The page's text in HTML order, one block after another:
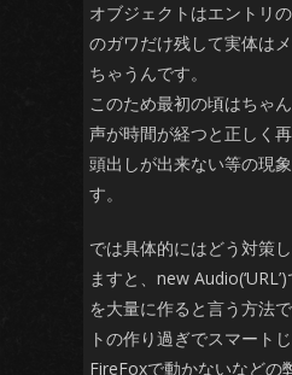
オブジェクトはエントリ
のガワだけ残して実体は
ちゃうんです。
このため最初の頃はちゃ
声が時間が経つと正しく
頭出しが出来ない等の現
す。
では具体的にはどう対策
ますと、new
を大量に作ると言う方法
トの作り過ぎでスマート
FireFoxで動かないなどの